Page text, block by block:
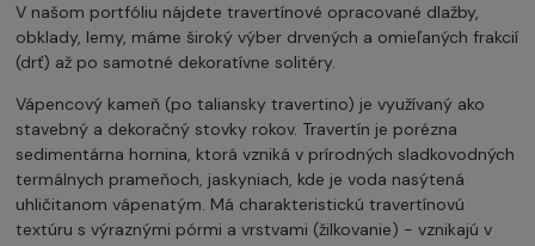
V našom portfóliu nájdete travertínové opracované dlažby,
obklady, lemy, máme široký výber drvených a omieľaných frakcií
(drť) až po samotné dekoratívne solitéry.
Vápencový kameň (po taliansky travertino) je využívaný ako
stavebný a dekoračný stovky rokov. Travertín je porézna
sedimentárna hornina, ktorá vzniká v prírodných sladkovodných
termálnych prameňoch, jaskyniach, kde je voda nasýtená
uhličitanom vápenatým. Má charakteristickú travertínovú
textúru s výraznými pórmi a vrstvami (žilkovanie) - vznikajú v